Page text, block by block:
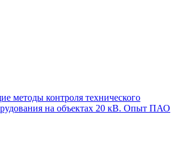
методы контроля технического
на объектах 20 кВ. Опыт ПАО